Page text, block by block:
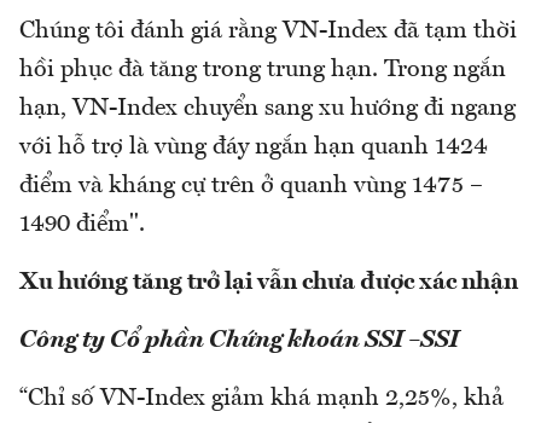
Chúng tôi đánh giá rằng VN-Index đã tạm thời
hồi phục đà tăng trong trung hạn. Trong ngắn
hạn, VN-Index chuyển sang xu hướng đi ngang
với hỗ trợ là vùng đáy ngắn hạn quanh 1424
điểm và kháng cự trên ở quanh vùng 1475 –
1490 điểm".
Xu hướng tăng trở lại vẫn chưa được xác nhận
Công ty Cổ phần Chứng khoán SSI –SSI
“Chỉ số VN-Index giảm khá mạnh 2,25%, khả